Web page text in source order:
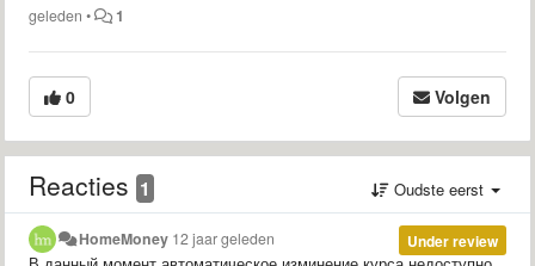
geleden • 1
0 Volgen
Reacties 1 Oudste eerst
Under review
HomeMoney 12 jaar geleden